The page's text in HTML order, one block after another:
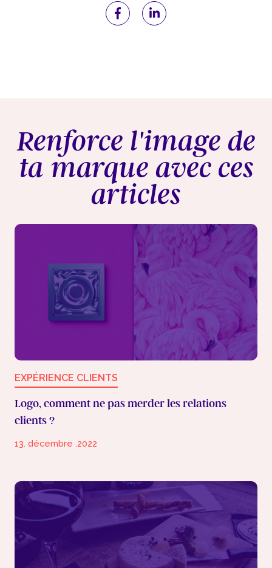
Renforce l'image de
ta marque avec ces
articles
EXPÉRIENCE CLIENTS
Logo, comment ne pas merder les relations
clients ?
13. décembre .2022